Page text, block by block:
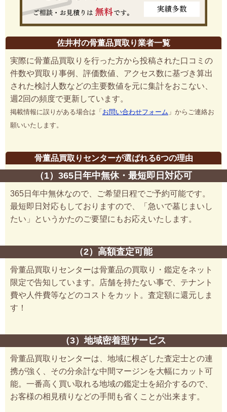
佐井村の骨董品買取り業者一覧
実際に骨董品買取りを行った方から投稿された口コミの
件数や買取り事例、評価数値、アクセス数に基づき算出
された検討人数などの主要数値を元に集計をおこない、
週2回の頻度で更新しています。
掲載情報に誤りがある場合は「 お問い合わせフォーム 」からご連絡お
願いいたします。
骨董品買取りセンターが選ばれる6つの理由
（1）365日年中無休・最短即日対応可
365日年中無休なので、ご希望日程でご予約可能です。
最短即日対応もしておりますので、「急いで墓じまいし
たい」というかたのご要望にもお応えいたします。
（2）高額査定可能
骨董品買取りセンターは骨董品の買取り・鑑定をネット
限定で告知しています。店舗を持たない事で、テナント
費や人件費等などのコストをカット。査定額に還元しま
す！
（3）地域密着型サービス
骨董品買取りセンターは、地域に根ざした査定士との連
携が強く、その分余計な中間マージンを大幅にカット可
能。一番高く買い取れる地域の鑑定士を紹介するので、
お客様の相見積りなどの手間も省くことが出来ます。